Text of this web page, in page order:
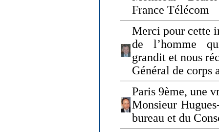
France Télécom
Merci pour cette
de l’homme
grandit et nous
Général de corps
Paris 9ème, une
Monsieur
bureau et du